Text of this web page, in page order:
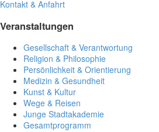
Kontakt & Anfahrt
Veranstaltungen
Gesellschaft & Verantwortung
Religion & Philosophie
Persönlichkeit & Orientierung
Medizin & Gesundheit
Kunst & Kultur
Wege & Reisen
Junge Stadtakademie
Gesamtprogramm